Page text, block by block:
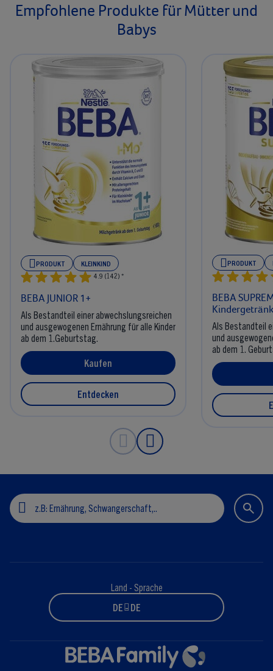
Empfohlene Produkte für Mütter und
Babys
PRODUKT
KLEINKIND
4.9 (142) *
BEBA JUNIOR 1+
Als Bestandteil einer abwechslungsreichen
und ausgewogenen Ernährung für alle Kinder
ab dem 1.Geburtstag.​
Kaufen
Entdecken
PRODUKT
BEBA
Kindergetränk
​Als Bestandteil
und
ab dem 1.
Land - Sprache
DE - DE